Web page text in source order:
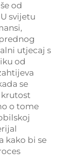
od
svijetu
utjecaj s
od
se
krutost
o tome
kako bi se